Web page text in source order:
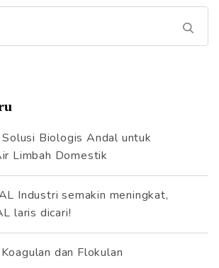
Biologis Andal untuk
Limbah Domestik
Industri semakin meningkat,
laris dicari!
dan Flokulan